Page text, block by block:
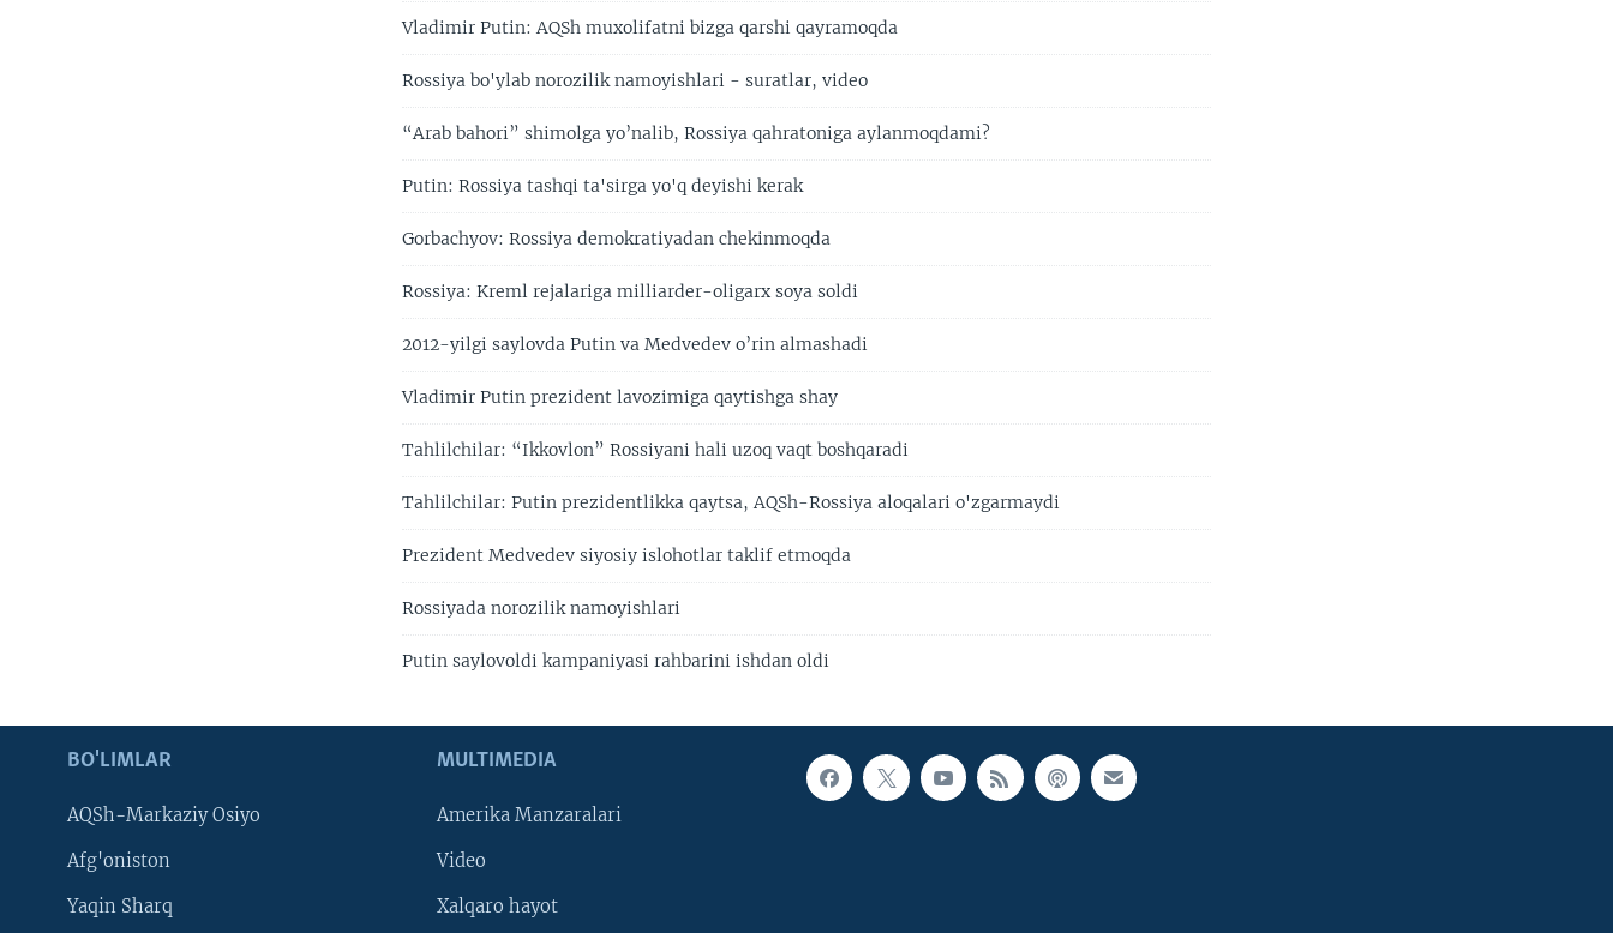
Vladimir Putin: AQSh muxolifatni bizga qarshi qayramoqda
Rossiya bo'ylab norozilik namoyishlari - suratlar, video
“Arab bahori” shimolga yo’nalib, Rossiya qahratoniga aylanmoqdami?
Putin: Rossiya tashqi ta'sirga yo'q deyishi kerak
Gorbachyov: Rossiya demokratiyadan chekinmoqda
Rossiya: Kreml rejalariga milliarder-oligarx soya soldi
2012-yilgi saylovda Putin va Medvedev o’rin almashadi
Vladimir Putin prezident lavozimiga qaytishga shay
Tahlilchilar: “Ikkovlon” Rossiyani hali uzoq vaqt boshqaradi
Tahlilchilar: Putin prezidentlikka qaytsa, AQSh-Rossiya aloqalari o'zgarmaydi
Prezident Medvedev siyosiy islohotlar taklif etmoqda
Rossiyada norozilik namoyishlari
Putin saylovoldi kampaniyasi rahbarini ishdan oldi
BO'LIMLAR
AQSh-Markaziy Osiyo
Afg'oniston
Yaqin Sharq
MULTIMEDIA
Amerika Manzaralari
Video
Xalqaro hayot